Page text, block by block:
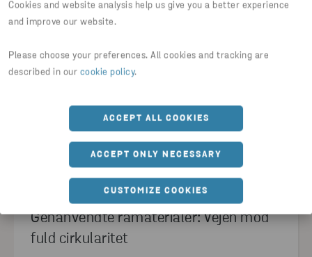
Cookies and website analysis help us give you a better experience
and improve our website.
Please choose your preferences. All cookies and tracking are
described in our cookie policy.
ACCEPT ALL COOKIES
ACCEPT ONLY NECESSARY
CUSTOMIZE COOKIES
Genanvendte råmaterialer: Vejen mod
fuld cirkularitet